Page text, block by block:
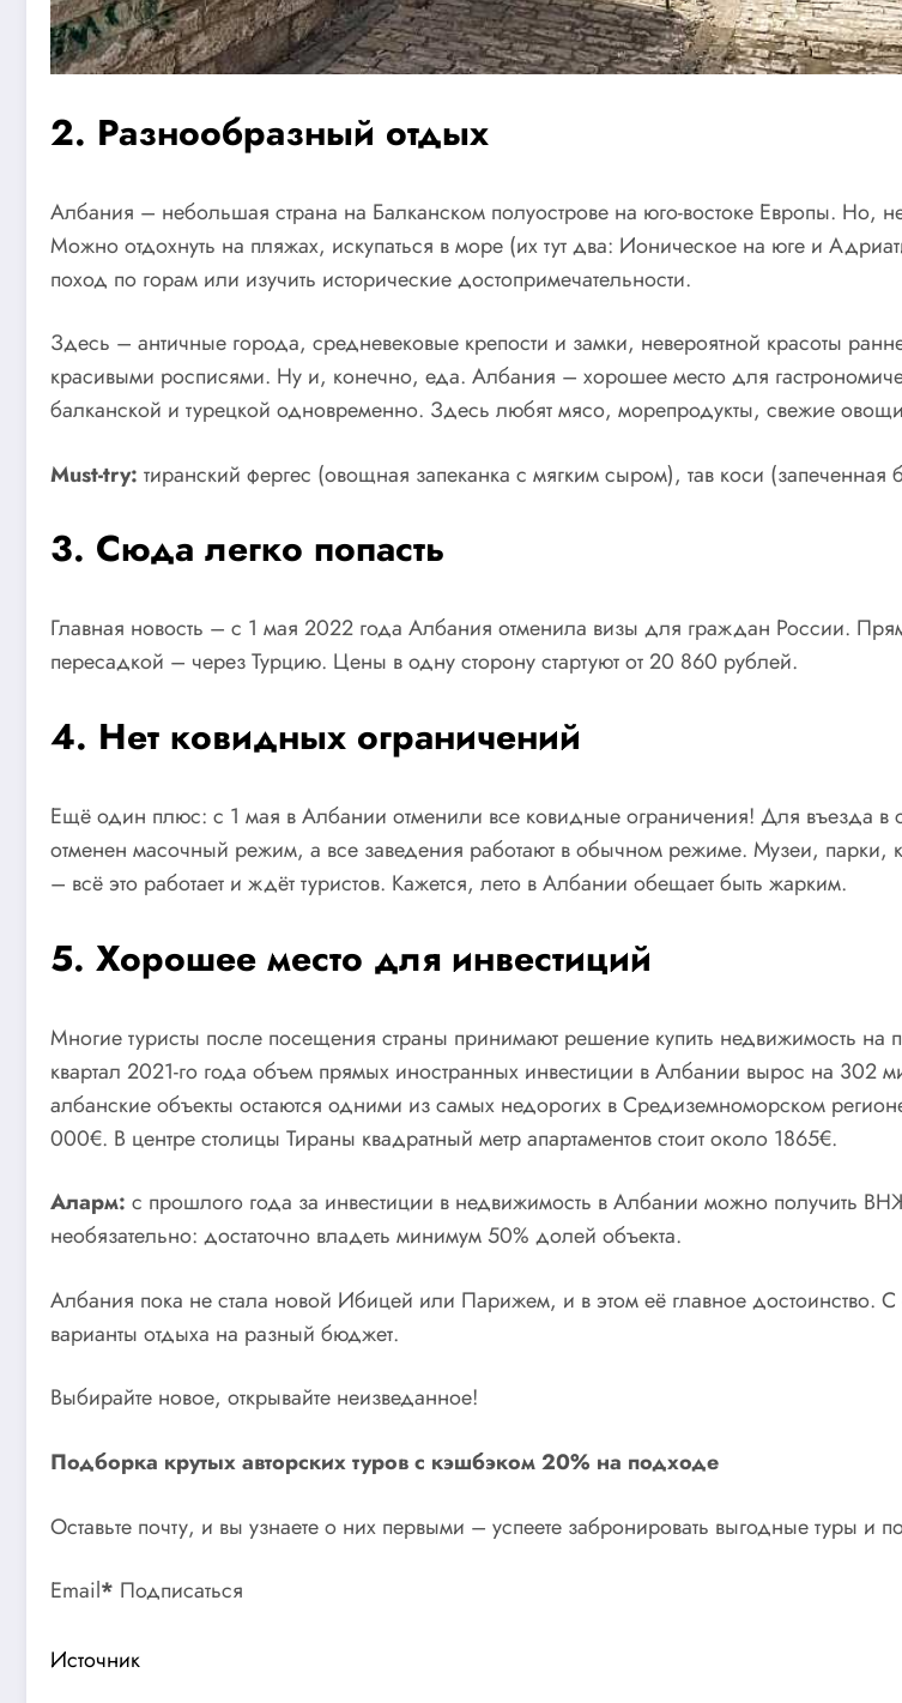
2. Разнообразный отдых
Албания – небольшая страна на Балканском полуострове на юго-востоке Европы. Но,
Можно отдохнуть на пляжах, искупаться в море (их тут два: Ионическое на юге и
поход по горам или изучить исторические достопримечательности.
Здесь – античные города, средневековые крепости и замки, невероятной красоты
красивыми росписями. Ну и, конечно, еда. Албания – хорошее место для
балканской и турецкой одновременно. Здесь любят мясо, морепродукты, свежие
Must-try: тиранский фергес (овощная запеканка с мягким сыром), тав коси
3. Сюда легко попасть
Главная новость – с 1 мая 2022 года Албания отменила визы для граждан России.
пересадкой – через Турцию. Цены в одну сторону стартуют от 20 860 рублей.
4. Нет ковидных ограничений
Ещё один плюс: с 1 мая в Албании отменили все ковидные ограничения! Для въезда в
отменен масочный режим, а все заведения работают в обычном режиме. Музеи,
– всё это работает и ждёт туристов. Кажется, лето в Албании обещает быть жарким.
5. Хорошее место для инвестиций
Многие туристы после посещения страны принимают решение купить недвижимость
квартал 2021-го года объем прямых иностранных инвестиции в Албании вырос на
албанские объекты остаются одними из самых недорогих в Средиземноморском
000€. В центре столицы Тираны квадратный метр апартаментов стоит около 1865€.
Аларм: с прошлого года за инвестиции в недвижимость в Албании можно получить
необязательно: достаточно владеть минимум 50% долей объекта.
Албания пока не стала новой Ибицей или Парижем, и в этом её главное достоинство.
варианты отдыха на разный бюджет.
Выбирайте новое, открывайте неизведанное!
Подборка крутых авторских туров с кэшбэком 20% на подходе
Оставьте почту, и вы узнаете о них первыми – успеете забронировать выгодные туры и
Email* Подписаться
Источник